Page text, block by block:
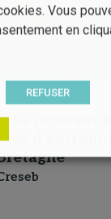
de
Vous
en
REFUSER